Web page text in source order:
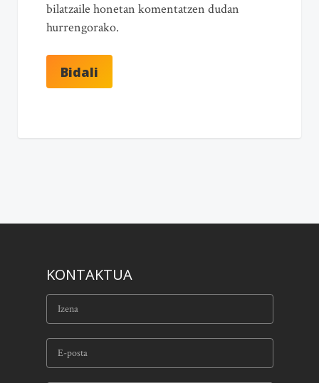
bilatzaile honetan komentatzen dudan
hurrengorako.
KONTAKTUA